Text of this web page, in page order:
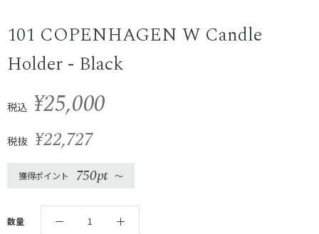
101 COPENHAGEN W Candle
Holder - Black
税込 ¥25,000
税抜 ¥22,727
獲得ポイント 750pt 〜
数量